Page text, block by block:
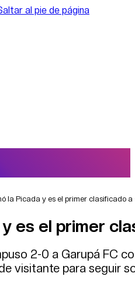
al pie de página
la Picada y es el primer clasificado a
es el primer
2-0 a Garupá FC
visitante para seguir